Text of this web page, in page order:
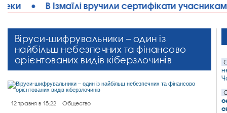
учасникам перших безоплатних курсів
Віруси-шифрувальники – один із
найбільш небезпечних та фінансово
орієнтованих видів кіберзлочинів
12 травня в 15:22 Общество